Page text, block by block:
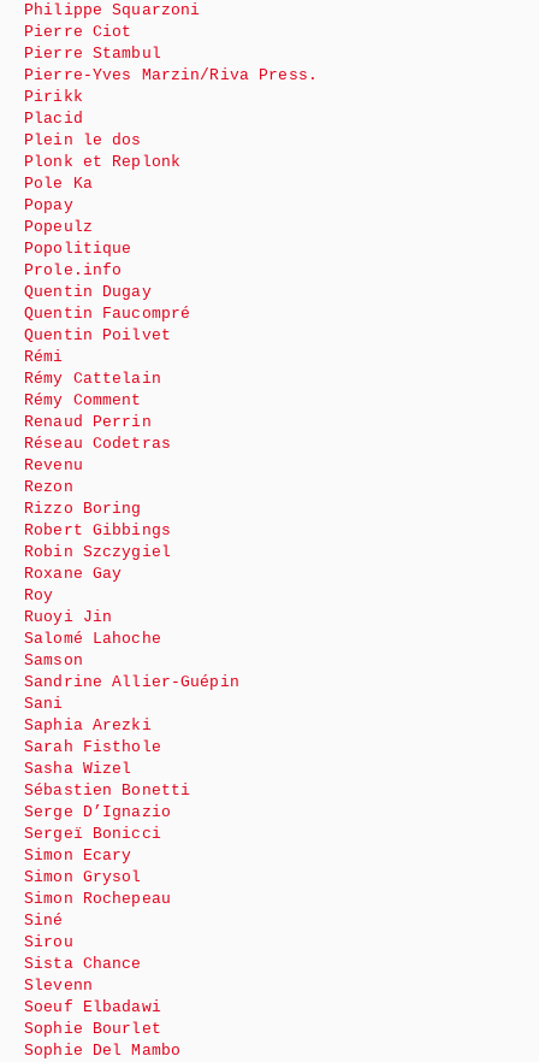
Philippe Squarzoni
Pierre Ciot
Pierre Stambul
Pierre-Yves Marzin/Riva Press.
Pirikk
Placid
Plein le dos
Plonk et Replonk
Pole Ka
Popay
Popeulz
Popolitique
Prole.info
Quentin Dugay
Quentin Faucompré
Quentin Poilvet
Rémi
Rémy Cattelain
Rémy Comment
Renaud Perrin
Réseau Codetras
Revenu
Rezon
Rizzo Boring
Robert Gibbings
Robin Szczygiel
Roxane Gay
Roy
Ruoyi Jin
Salomé Lahoche
Samson
Sandrine Allier-Guépin
Sani
Saphia Arezki
Sarah Fisthole
Sasha Wizel
Sébastien Bonetti
Serge D’Ignazio
Sergeï Bonicci
Simon Ecary
Simon Grysol
Simon Rochepeau
Siné
Sirou
Sista Chance
Slevenn
Soeuf Elbadawi
Sophie Bourlet
Sophie Del Mambo